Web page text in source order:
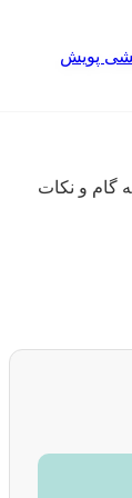
گام و نکات